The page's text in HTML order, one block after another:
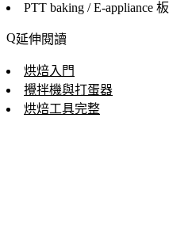
PTT baking / E-appliance 板
延伸閱讀
烘焙入門
攪拌機與打蛋器
烘焙工具完整